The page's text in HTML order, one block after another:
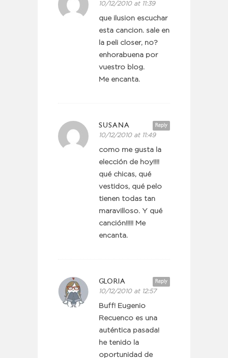
10/12/2010 at 11:39
que ilusion escuchar
esta cancion. sale en
la peli closer, no?
enhorabuena por
vuestro blog.
Me encanta.
Reply
SUSANA
10/12/2010 at 11:49
como me gusta la
elección de hoy!!!!
qué chicas, qué
vestidos, qué pelo
tienen todas tan
maravilloso. Y qué
canción!!!!! Me
encanta.
Reply
GLORIA
10/12/2010 at 12:57
Buff! Eugenio
Recuenco es una
auténtica pasada!
he tenido la
oportunidad de